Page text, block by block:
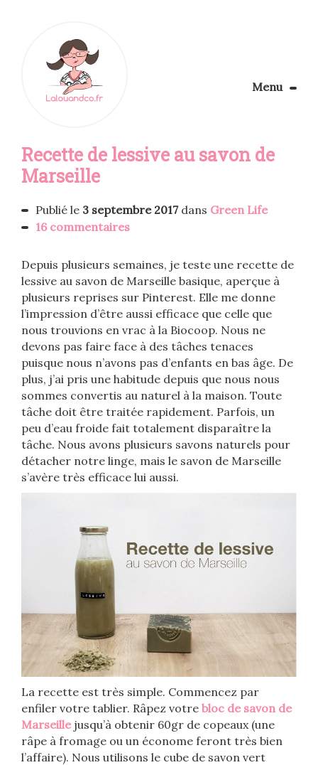
Menu
Apprendre la couture
Rechercher
Recette de lessive au savon de
Marseille
Publié le 3 septembre 2017dans Green Life
16 commentaires
Depuis plusieurs semaines, je teste une recette de
lessive au savon de Marseille basique, aperçue à
plusieurs reprises sur Pinterest. Elle me donne
l’impression d’être aussi efficace que celle que
nous trouvions en vrac à la Biocoop. Nous ne
devons pas faire face à des tâches tenaces
puisque nous n’avons pas d’enfants en bas âge. De
plus, j’ai pris une habitude depuis que nous nous
sommes convertis au naturel à la maison. Toute
tâche doit être traitée rapidement. Parfois, un
peu d’eau froide fait totalement disparaître la
tâche. Nous avons plusieurs savons naturels pour
détacher notre linge, mais le savon de Marseille
s’avère très efficace lui aussi.
La recette est très simple. Commencez par
enfiler votre tablier. Râpez votre bloc de savon de
Marseille jusqu’à obtenir 60gr de copeaux (une
râpe à fromage ou un économe feront très bien
l’affaire). Nous utilisons le cube de savon vert